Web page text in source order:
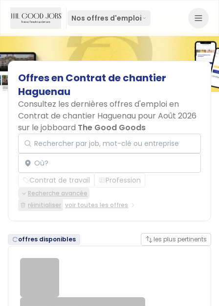
Nos offres d'emploi
Offresen Contrat dechantier
Haguenau
Consultez les dernières offres d'emploi en
Contrat de chantier Haguenau pour Août 2026
sur le jobboard The Good Goods
Rechercher par job, mot-clé ou entreprise
Localisation
Contrat de travail Profession
Recherche avancée
réinitialiser voir toutes les offres
offres disponibles les plus pertinents